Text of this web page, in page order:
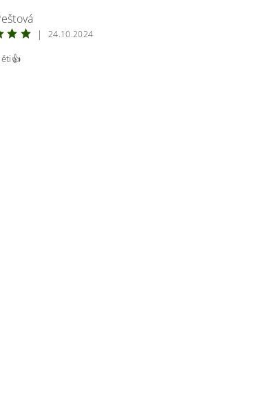
|
24.10.2024